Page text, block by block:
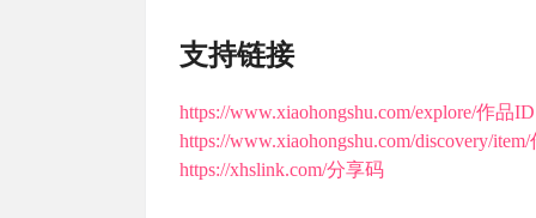
支持链接
https://www.xiaohongshu.com/explore/作品ID
https://www.xiaohongshu.com/discovery/
https://xhslink.com/分享码